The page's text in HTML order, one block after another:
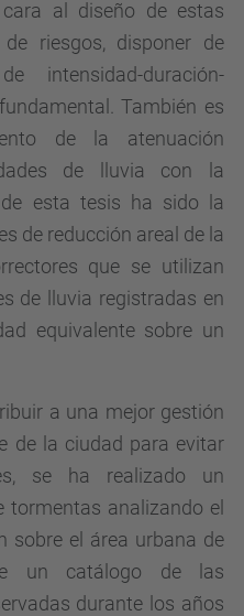
al diseño de estas
riesgos, disponer de
intensidad-duración-
También es
de la atenuación
de lluvia con la
esta tesis ha sido la
de reducción areal de la
que se utilizan
de lluvia registradas en
equivalente sobre un
a una mejor gestión
de la ciudad para evitar
se ha realizado un
tormentas analizando el
sobre el área urbana de
un catálogo de las
durante los años